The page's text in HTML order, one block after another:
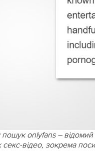
у пошук onlyfans –
секс-відео, зокрема